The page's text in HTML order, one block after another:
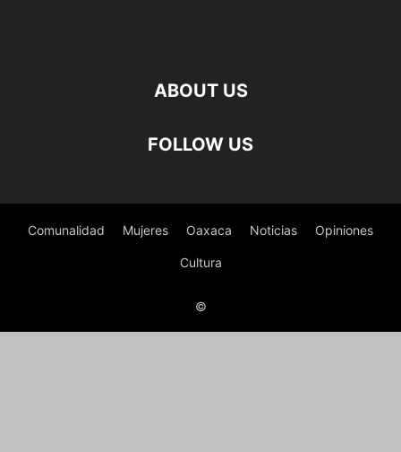
ABOUT US
FOLLOW US
Comunalidad Mujeres Oaxaca Noticias Opiniones
Cultura
©